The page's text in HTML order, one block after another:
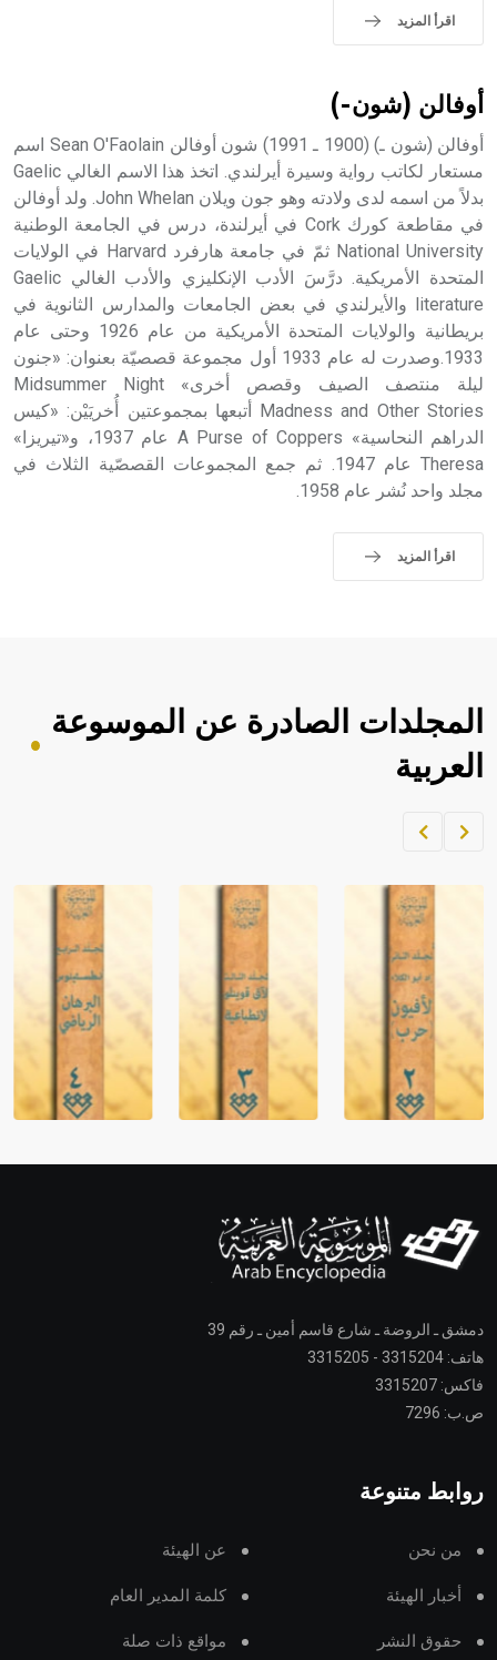
حيث تقتصر القيمة الصوتية للعلامة الك
اقرأ المزيد
أوفالن (شون-)
أوفالن (شون ـ) (1900 ـ 1991) شون أوفالن Sean O'Faolain اسم
مستعار لكاتب رواية وسيرة أيرلندي. اتخذ هذا الاسم الغالي Gaelic
بدلاً من اسمه لدى ولادته وهو جون ويلان John Whelan. ولد أوفالن
في مقاطعة كورك Cork في أيرلندة، درس في الجامعة الوطنية
National University ثمّ في جامعة هارفرد Harvard في الولايات
المتحدة الأمريكية. درَّسَ الأدب الإنكليزي والأدب الغالي Gaelic
literature والأيرلندي في بعض الجامعات والمدارس الثانوية في
بريطانية والولايات المتحدة الأمريكية من عام 1926 وحتى عام
1933.وصدرت له عام 1933 أول مجموعة قصصيّة بعنوان: «جنون
ليلة منتصف الصيف وقصص أخرى» Midsummer Night
Madness and Other Stories أتبعها بمجموعتين أُخريَيْن: «كيس
الدراهم النحاسية» A Purse of Coppers عام 1937، و«تيريزا»
Theresa عام 1947. ثم جمع المجموعات القصصّية الثلاث في
مجلد واحد نُشر عام 1958.
اقرأ المزيد
المجلدات الصادرة عن الموسوعة
العربية
دمشق ـ الروضة ـ شارع قاسم أمين ـ رقم 39
هاتف: 3315204 - 3315205
فاكس: 3315207
ص.ب: 7296
روابط متنوعة
من نحن عن الهيئة
أخبار الهيئة كلمة المدير العام
حقوق النشر مواقع ذات صلة